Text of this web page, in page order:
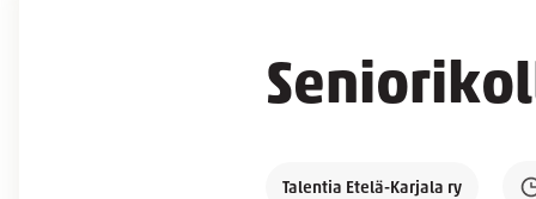
Talentia Etelä-Karjala ry